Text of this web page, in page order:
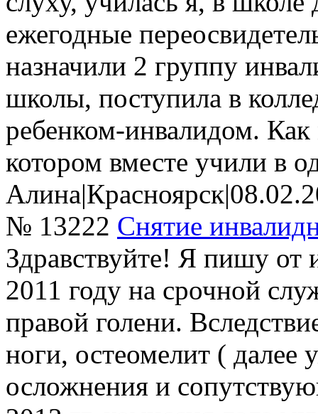
ежегодные
назначили 2 группу
школы, поступила в
ребенком-инвалидом.
котором вместе учили в
Алина|Красноярск|
№ 13222 Снятие
Здравствуйте! Я пишу от
2011 году на срочной
правой голени.
ноги, остеомелит (
осложнения и